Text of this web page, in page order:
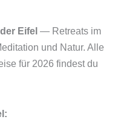
Eifel — Retreats im
und Natur. Alle
für 2026 findest du